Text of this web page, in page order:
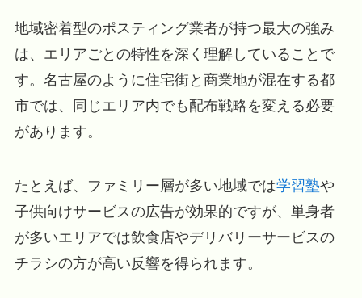
地域密着型のポスティング業者が持つ最大の強み
は、エリアごとの特性を深く理解していることで
す。名古屋のように住宅街と商業地が混在する都
市では、同じエリア内でも配布戦略を変える必要
があります。
たとえば、ファミリー層が多い地域では学習塾や
子供向けサービスの広告が効果的ですが、単身者
が多いエリアでは飲食店やデリバリーサービスの
チラシの方が高い反響を得られます。